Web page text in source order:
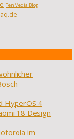
TenMedia Blog
HyperOS 4
18 Design
im